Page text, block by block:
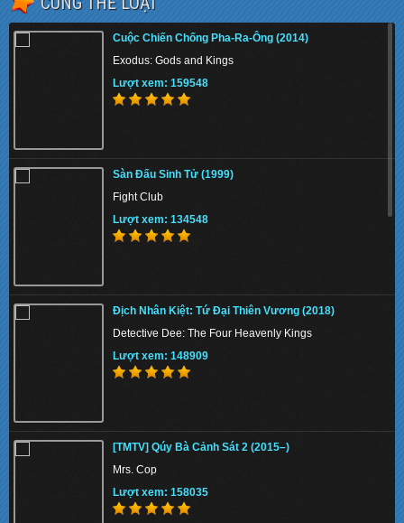
Cuộc Chiến Chống Pha-Ra-Ông (2014)
Exodus: Gods and Kings
Lượt xem: 159548
Sàn Đấu Sinh Tử (1999)
Fight Club
Lượt xem: 134548
Địch Nhân Kiệt: Tứ Đại Thiên Vương (2018)
Detective Dee: The Four Heavenly Kings
Lượt xem: 148909
[TMTV] Qúy Bà Cảnh Sát 2 (2015–)
Mrs. Cop
Lượt xem: 158035